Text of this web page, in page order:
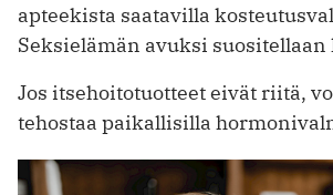
apteekista saatavilla
Seksielämän avuksi
Jos itsehoitotuotteet eivät riitä,
tehostaa paikallisilla